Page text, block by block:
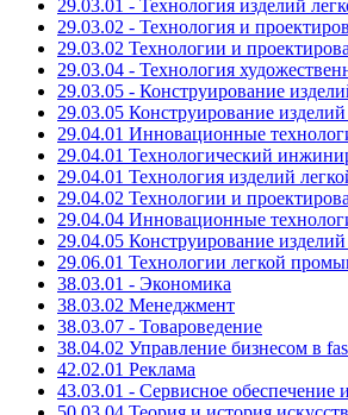
29.03.01 - Технология изделий
29.03.02 - Технология и
29.03.02 Технологии и
29.03.04 - Технология
29.03.05 - Конструирование
29.03.05 Конструирование
29.04.01 Инновационные
29.04.01 Технологический
29.04.01 Технология изделий
29.04.02 Технологии и
29.04.04 Инновационные
29.04.05 Конструирование
29.06.01 Технологии легкой
38.03.01 - Экономика
38.03.02 Менеджмент
38.03.07 - Товароведение
38.04.02 Управление бизнесом в
42.02.01 Реклама
43.03.01 - Сервисное обеспечение